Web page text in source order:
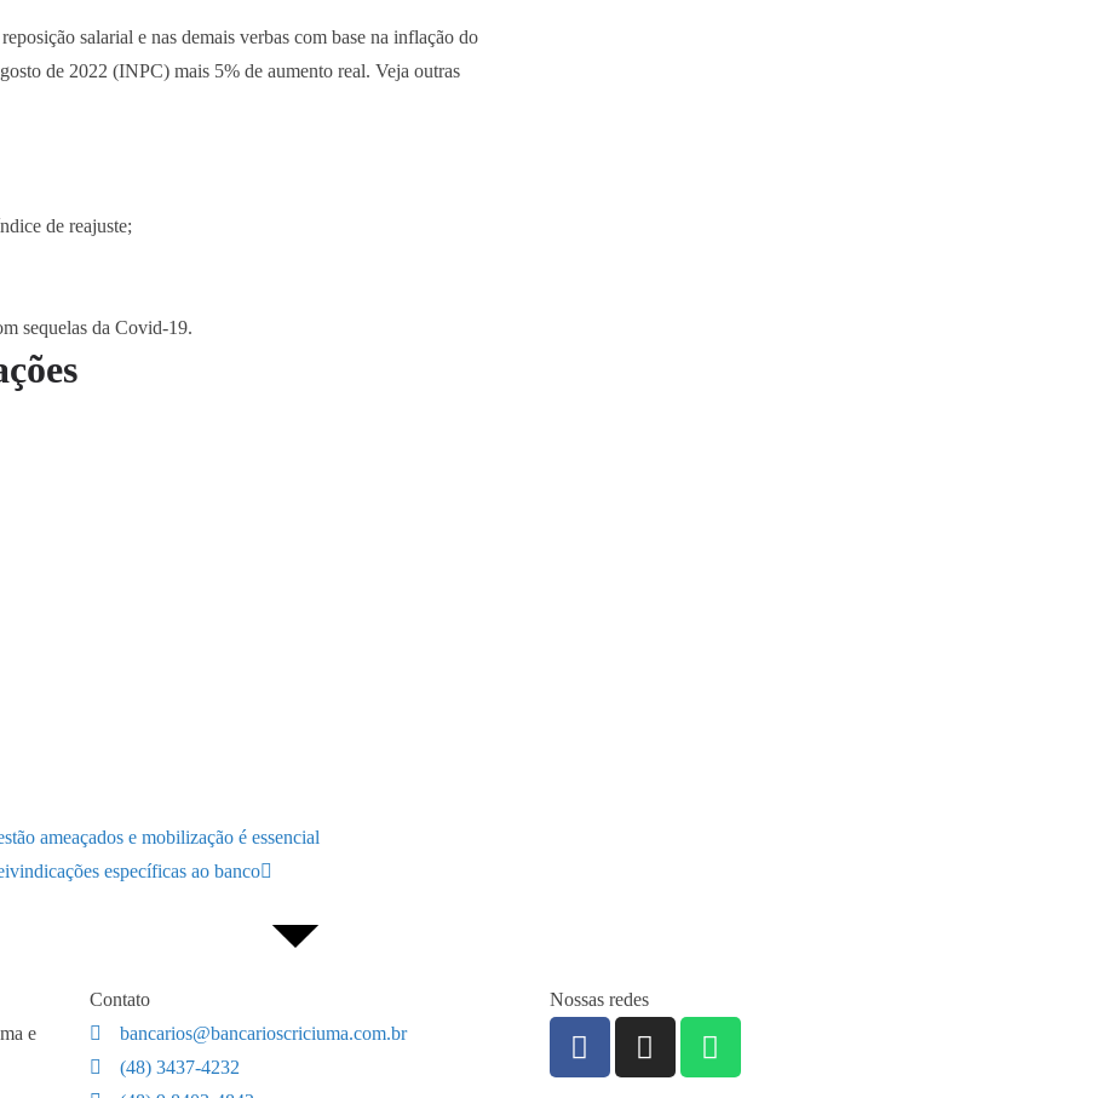
salarial e nas demais verbas com base na inflação do
de 2022 (INPC) mais 5% de aumento real. Veja outras
de reajuste;
sequelas da Covid-19.
ameaçados e mobilização é essencial
específicas ao banco
e
Contato
bancarios@bancarioscriciuma.com.br
(48) 3437-4232
Nossas redes